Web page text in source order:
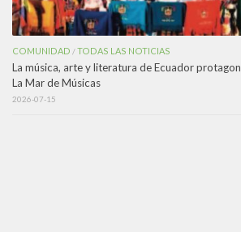
COMUNIDAD /TODAS LAS NOTICIAS
La música, arte y literatura de Ecuador
La Mar de Músicas
2026-07-15